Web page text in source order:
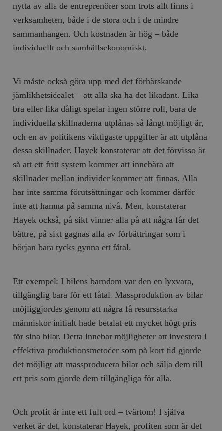
nytta av alla de entreprenörer som trots allt finns i
verksamheten, både i de stora och i de mindre
sammanhangen. Och kostnaden är hög – både
individuellt och samhällsekonomiskt.
Vi måste också göra upp med det förhärskande
jämlikhetsidealet – att alla ska ha det likadant. Lika
bra eller lika dåligt spelar ingen större roll, bara de
individuella skillnaderna utplånas så långt möjligt är,
och en av politikens viktigaste uppgifter är att utplåna
dessa skillnader. Hayek konstaterar att det förvisso är
så att ett fritt system kommer att innebära att
skillnader mellan individer kommer att finnas. Alla
har inte samma förutsättningar och kommer därför
inte att hamna på samma nivå. Men, konstaterar
Hayek också, på sikt vinner alla på att några får det
bättre, på sikt gagnas alla av förbättringar som i
början bara tycks gynna ett fåtal.
Ett exempel: I bilens barndom var den en lyxvara,
tillgänglig bara för ett fåtal. Massproduktion av bilar
möjliggjordes genom att några få resursstarka
människor initialt hade betalat ett mycket högt pris
för sina bilar. Detta innebar möjligheter att investera i
effektiva produktionsmetoder som på kort tid gjorde
det möjligt att massproducera bilar och sälja dem till
ett pris som gjorde dem tillgängliga för alla.
Och profit är inte ett fult ord – tvärtom! I själva
verket är det, konstaterar Hayek, profiten som är det